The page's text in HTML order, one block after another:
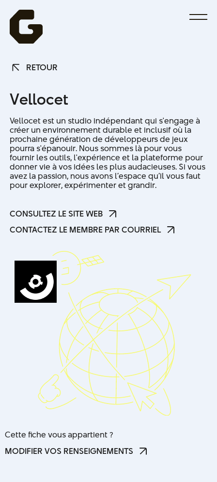
RETOUR
Vellocet
Vellocet est un studio indépendant qui s'engage à
créer un environnement durable et inclusif où la
prochaine génération de développeurs de jeux
pourra s'épanouir. Nous sommes là pour vous
fournir les outils, l'expérience et la plateforme pour
donner vie à vos idées les plus audacieuses. Si vous
avez la passion, nous avons l’espace qu’il vous faut
pour explorer, expérimenter et grandir.
CONSULTEZ LE SITE WEB
CONTACTEZ LE MEMBRE PAR COURRIEL
Cette fiche vous appartient ?
MODIFIER VOS RENSEIGNEMENTS